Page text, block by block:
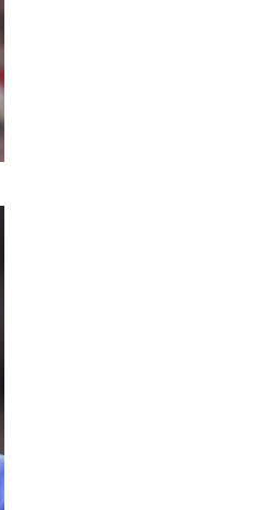
ilişkin detaylı bilgi için Ayarlar
okumak ve sitemizde ilgili